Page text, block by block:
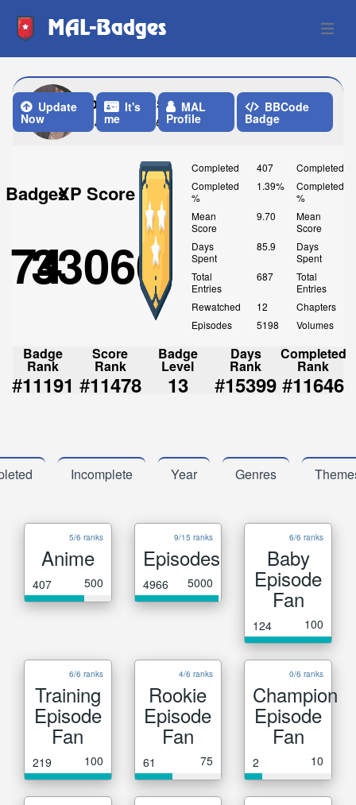
MAL-Badges Open
banjo0025
Last Update: 6 Days ago
Update
Now
It's
me
MAL
Profile
BBCode
Badge
Badges
74
XP Score
33060
Completed
407
Completed
%
1.39%
Mean
Score
9.70
Days
Spent
85.9
Total
Entries
687
Rewatched
12
Episodes
5198
Completed
Completed
%
Mean
Score
Days
Spent
Total
Entries
Chapters
Volumes
Badge
Rank
#11191
Score
Rank
#11478
Badge
Level
13
Days
Rank
#15399
Completed
Rank
#11646
Incomplete Year Genres
5/6 ranks
Anime
407 500
9/15 ranks
Episodes
4966 5000
6/6 ranks
Baby
Episode
Fan
124 100
6/6 ranks
Training
Episode
Fan
219 100
4/6 ranks
Rookie
Episode
Fan
61 75
0/6 ranks
Champion
Episode
Fan
2 10